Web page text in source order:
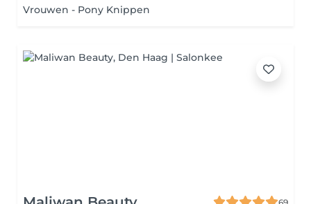
Vrouwen - Pony Knippen